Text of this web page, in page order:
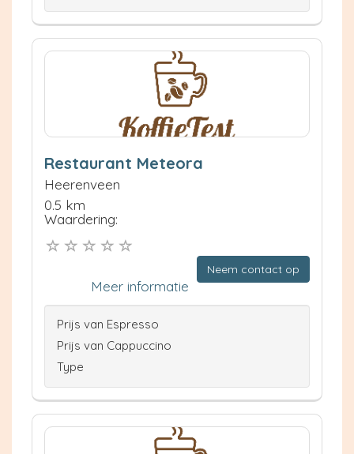
Restaurant Meteora
Heerenveen
0.5 km
Waardering:
Neem contact op
Meer informatie
Prijs van Espresso
Prijs van Cappuccino
Type